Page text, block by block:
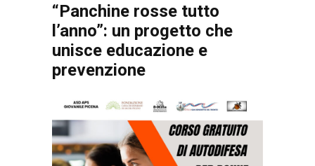
“Panchine rosse tutto
l’anno”: un progetto che
unisce educazione e
prevenzione